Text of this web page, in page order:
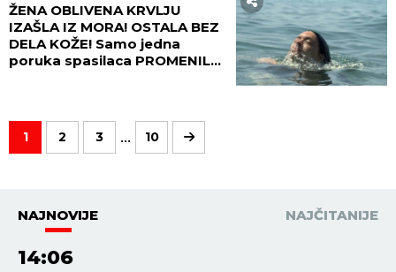
ŽENA OBLIVENA KRVLJU
IZAŠLA IZ MORA! OSTALA BEZ
DELA KOŽE! Samo jedna
poruka spasilaca PROMENILA
1 2 3 ... 10
NAJNOVIJE NAJČITANIJE
14:06